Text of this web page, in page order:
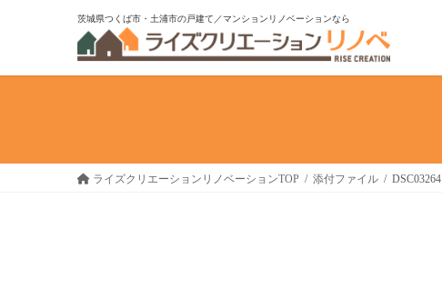
ン
キ
ー
に
茨城県つくば市・土浦市の戸建て／マンションリノベーションなら
ライズクリエーションリノベーションTOP 添付ファイル DSC03264